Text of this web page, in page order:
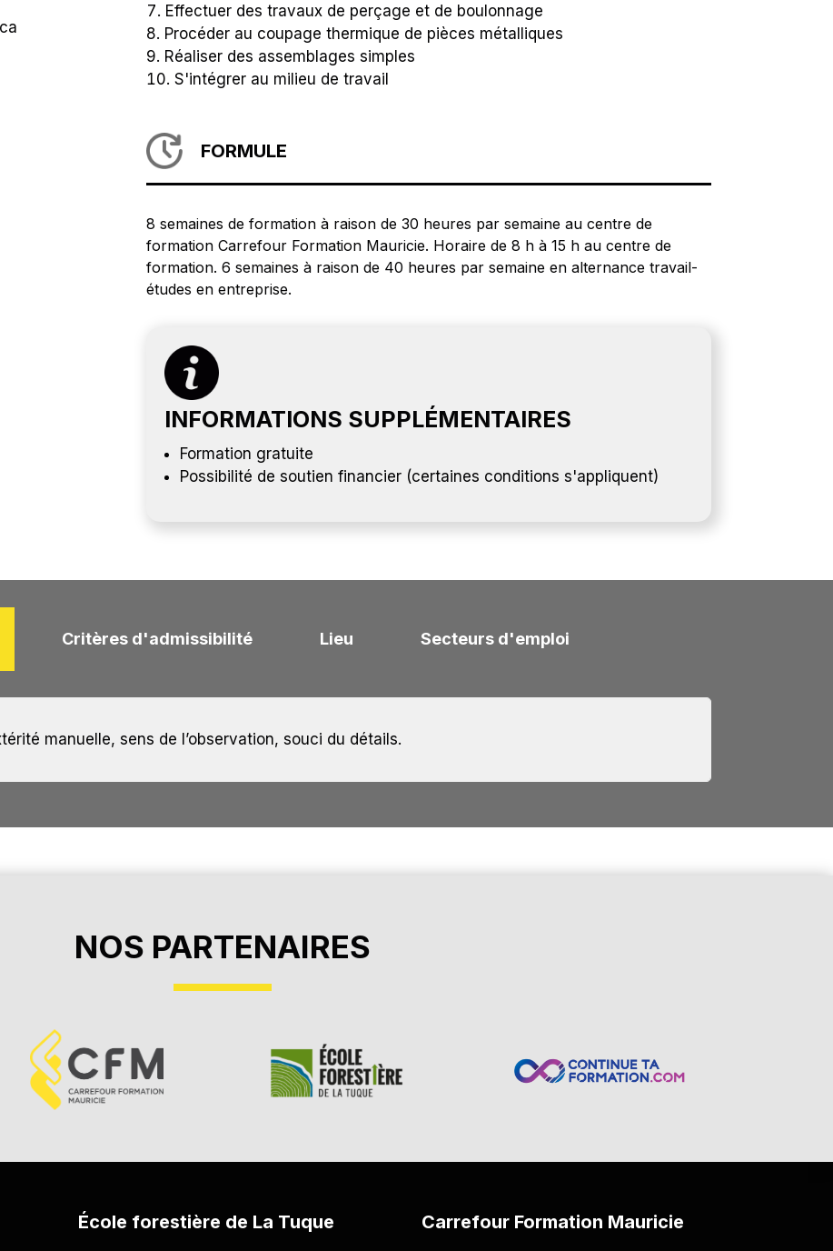
Effectuer des travaux de perçage et de boulonnage
Procéder au coupage thermique de pièces métalliques
Réaliser des assemblages simples
S'intégrer au milieu de travail
FORMULE
8 semaines de formation à raison de 30 heures par semaine au centre de
formation Carrefour Formation Mauricie. Horaire de 8 h à 15 h au centre de
formation. 6 semaines à raison de 40 heures par semaine en alternance travail-
études en entreprise.
INFORMATIONS SUPPLÉMENTAIRES
Formation gratuite
Possibilité de soutien financier (certaines conditions s'appliquent)
Critères d'admissibilité Lieu Secteurs d'emploi
manuelle, sens de l’observation, souci du détails.
d’études menant à une AEP la personne qui satisfait aux conditions suivantes :
temps plein pendant au moins douze mois;
en formation;
secondaires (DES) ou un diplôme d’études professionnelles (DEP) ou leur équivalent;
NOS PARTENAIRES
École forestière de La Tuque Carrefour Formation Mauricie